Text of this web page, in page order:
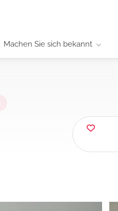
Machen Sie sich bekannt